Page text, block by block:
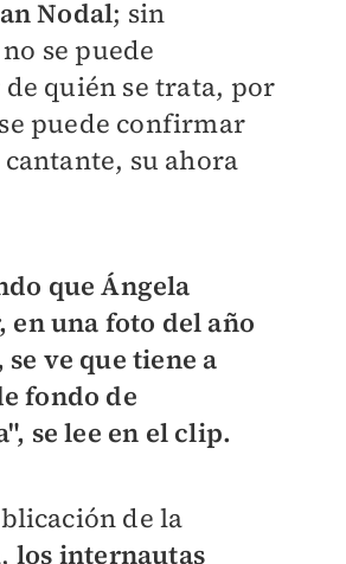
Nodal; sin
se puede
quién se trata, por
puede confirmar
cantante, su ahora
que Ángela
en una foto del año
se ve que tiene a
fondo de
se lee en el clip.
de la
los internautas